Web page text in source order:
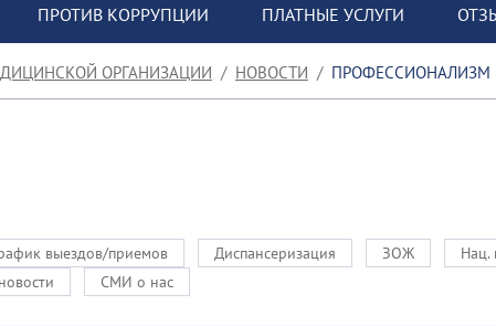
ПРОТИВ КОРРУПЦИИ ПЛАТНЫЕ УСЛУГИ
ОРГАНИЗАЦИИ НОВОСТИ ПРОФЕССИОНАЛИЗМ
выездов/приемов Диспансеризация ЗОЖ
Нац.
СМИ о нас